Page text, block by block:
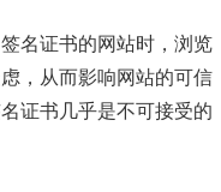
名证书的网站时，浏览
，从而影响网站的可信
证书几乎是不可接受的